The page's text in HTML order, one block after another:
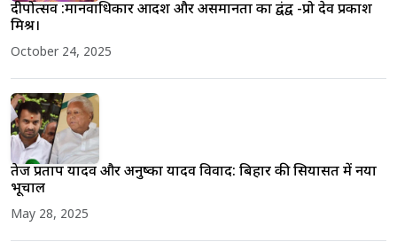
दीपोत्सव :मानवाधिकार आदर्श और असमानता का द्वंद्व -प्रो देव प्रकाश
मिश्र।
October 24, 2025
तेज प्रताप यादव और अनुष्का यादव विवाद: बिहार की सियासत में नया
भूचाल
May 28, 2025